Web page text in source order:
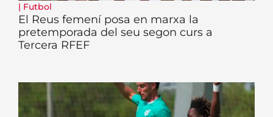
| Futbol
El Reus femení posa en marxa la
pretemporada del seu segon curs a
Tercera RFEF